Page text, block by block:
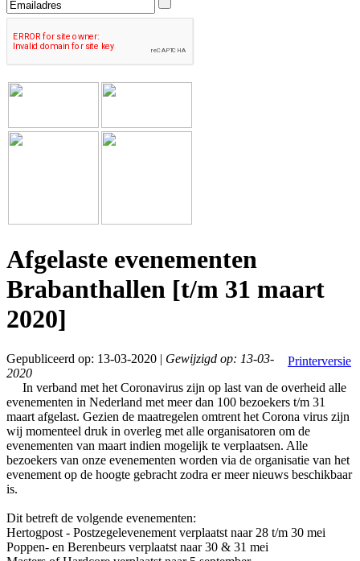
Afgelaste evenementen
Brabanthallen [t/m 31 maart
2020]
Printerversie
Gepubliceerd op: 13-03-2020 | Gewijzigd op: 13-03-
2020
In verband met het Coronavirus zijn op last van de overheid alle
evenementen in Nederland met meer dan 100 bezoekers t/m 31
maart afgelast. Gezien de maatregelen omtrent het Corona virus zijn
wij momenteel druk in overleg met alle organisatoren om de
evenementen van maart indien mogelijk te verplaatsen. Alle
bezoekers van onze evenementen worden via de organisatie van het
evenement op de hoogte gebracht zodra er meer nieuws beschikbaar
is.
Dit betreft de volgende evenementen:
Hertogpost - Postzegelevenement verplaatst naar 28 t/m 30 mei
Poppen- en Berenbeurs verplaatst naar 30 & 31 mei